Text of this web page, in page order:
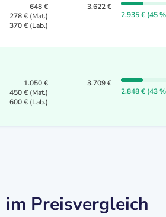
648 €
278 € (Mat.)
370 € (Lab.)
3.622 €
2.935 € (45
1.050 €
450 € (Mat.)
600 € (Lab.)
3.709 €
2.848 € (43
Preisvergleich